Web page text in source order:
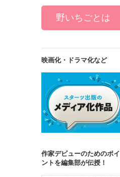
野いちごとは
映画化・ドラマ化など
作家デビューのためのポイ
ントを編集部が伝授！